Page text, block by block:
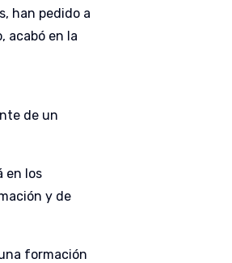
han pedido a
acabó en la
de un
en los
y de
formación